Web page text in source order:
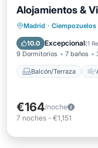
Alojamientos &
Madrid · Ciempozuelos
10.0 Excepcional(1
9 Dormitorios 7 baños
Balcón/Terraza
Balcón/
Internet
€164/noche
7 noches - €1,151